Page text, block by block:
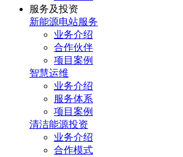
服务及投资
新能源电站服务
业务介绍
合作伙伴
项目案例
智慧运维
业务介绍
服务体系
项目案例
清洁能源投资
业务介绍
合作模式